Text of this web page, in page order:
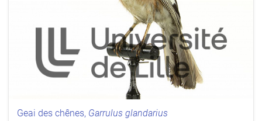
Geai des chênes, Garrulus glandarius